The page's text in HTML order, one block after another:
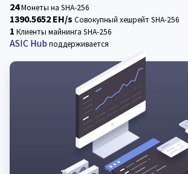
24Монеты на SHA-256
1390.5652 EH/s Совокупный хешрейт SHA-256
1 Клиенты майнинга SHA-256
ASIC Hub поддерживается